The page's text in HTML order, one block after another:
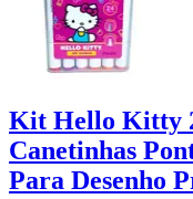
Kit Hello Kitty
Canetinhas
Para Desenho